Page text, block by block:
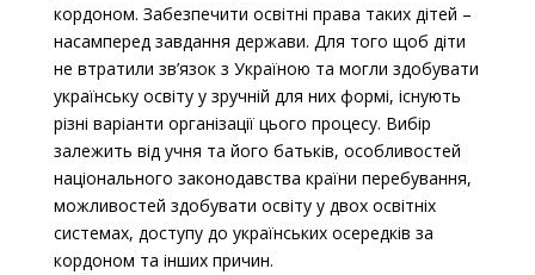
кордоном. Забезпечити освітні права таких дітей –
насампередзавдання держави. Для того щоб діти
не втратили зв’язок з Україною та могли здобувати
українську освіту у зручній для них формі, існують
різні варіанти організації цього процесу. Вибір
залежить від учня та його батьків, особливостей
національного законодавства країни перебування,
можливостей здобувати освіту у двох освітніх
системах, доступу до українських осередків за
кордоном та інших причин.